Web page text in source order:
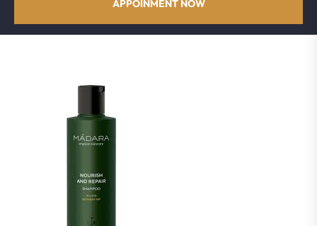
APPOINMENT NOW